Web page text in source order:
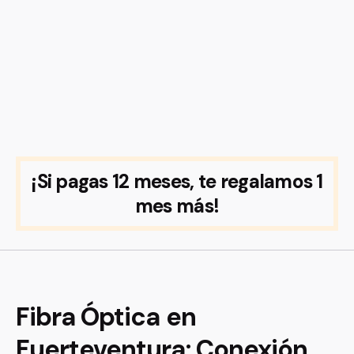
¡Si pagas 12 meses, te regalamos 1
mes más!
Fibra Óptica en